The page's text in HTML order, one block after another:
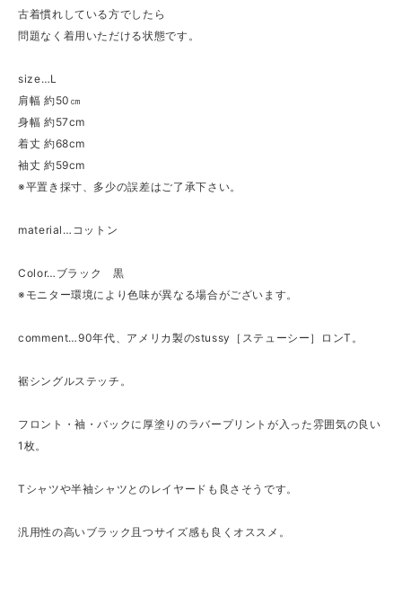
古着慣れしている方でしたら
問題なく着用いただける状態です。
size…L
肩幅 約50㎝
身幅 約57cm
着丈 約68cm
袖丈 約59cm
※平置き採寸、多少の誤差はご了承下さい。
material…コットン
Color…ブラック 黒
※モニター環境により色味が異なる場合がございます。
comment…90年代、アメリカ製のstussy［ステューシー］ロンT。
裾シングルステッチ。
フロント・袖・バックに厚塗りのラバープリントが入った雰囲気の良い
1枚。
Tシャツや半袖シャツとのレイヤードも良さそうです。
汎用性の高いブラック且つサイズ感も良くオススメ。